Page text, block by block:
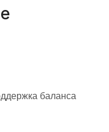
баланса